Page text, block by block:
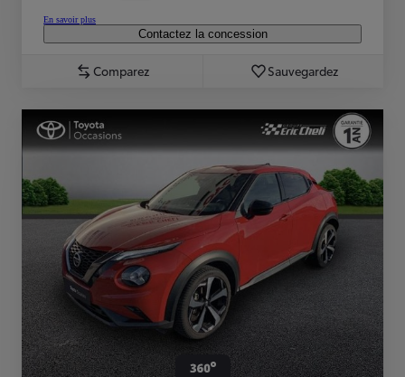
En savoir plus
Contactez la concession
Comparez Sauvegardez